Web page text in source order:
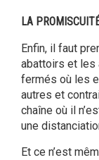
LA
Enfin, il faut
abattoirs et les
fermés où les
autres et
chaîne où il
une
Et ce n’est